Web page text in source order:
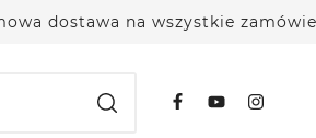
na wszystkie zamówienia